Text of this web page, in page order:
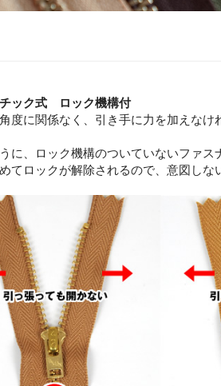
ック式 ロック機構付
度に関係なく、引き手に力を加えなけ
に、ロック機構のついていないファ
てロックが解除されるので、意図しな